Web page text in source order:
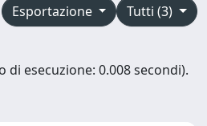
Tutti (3)
Esportazione
di esecuzione: 0.008 secondi).